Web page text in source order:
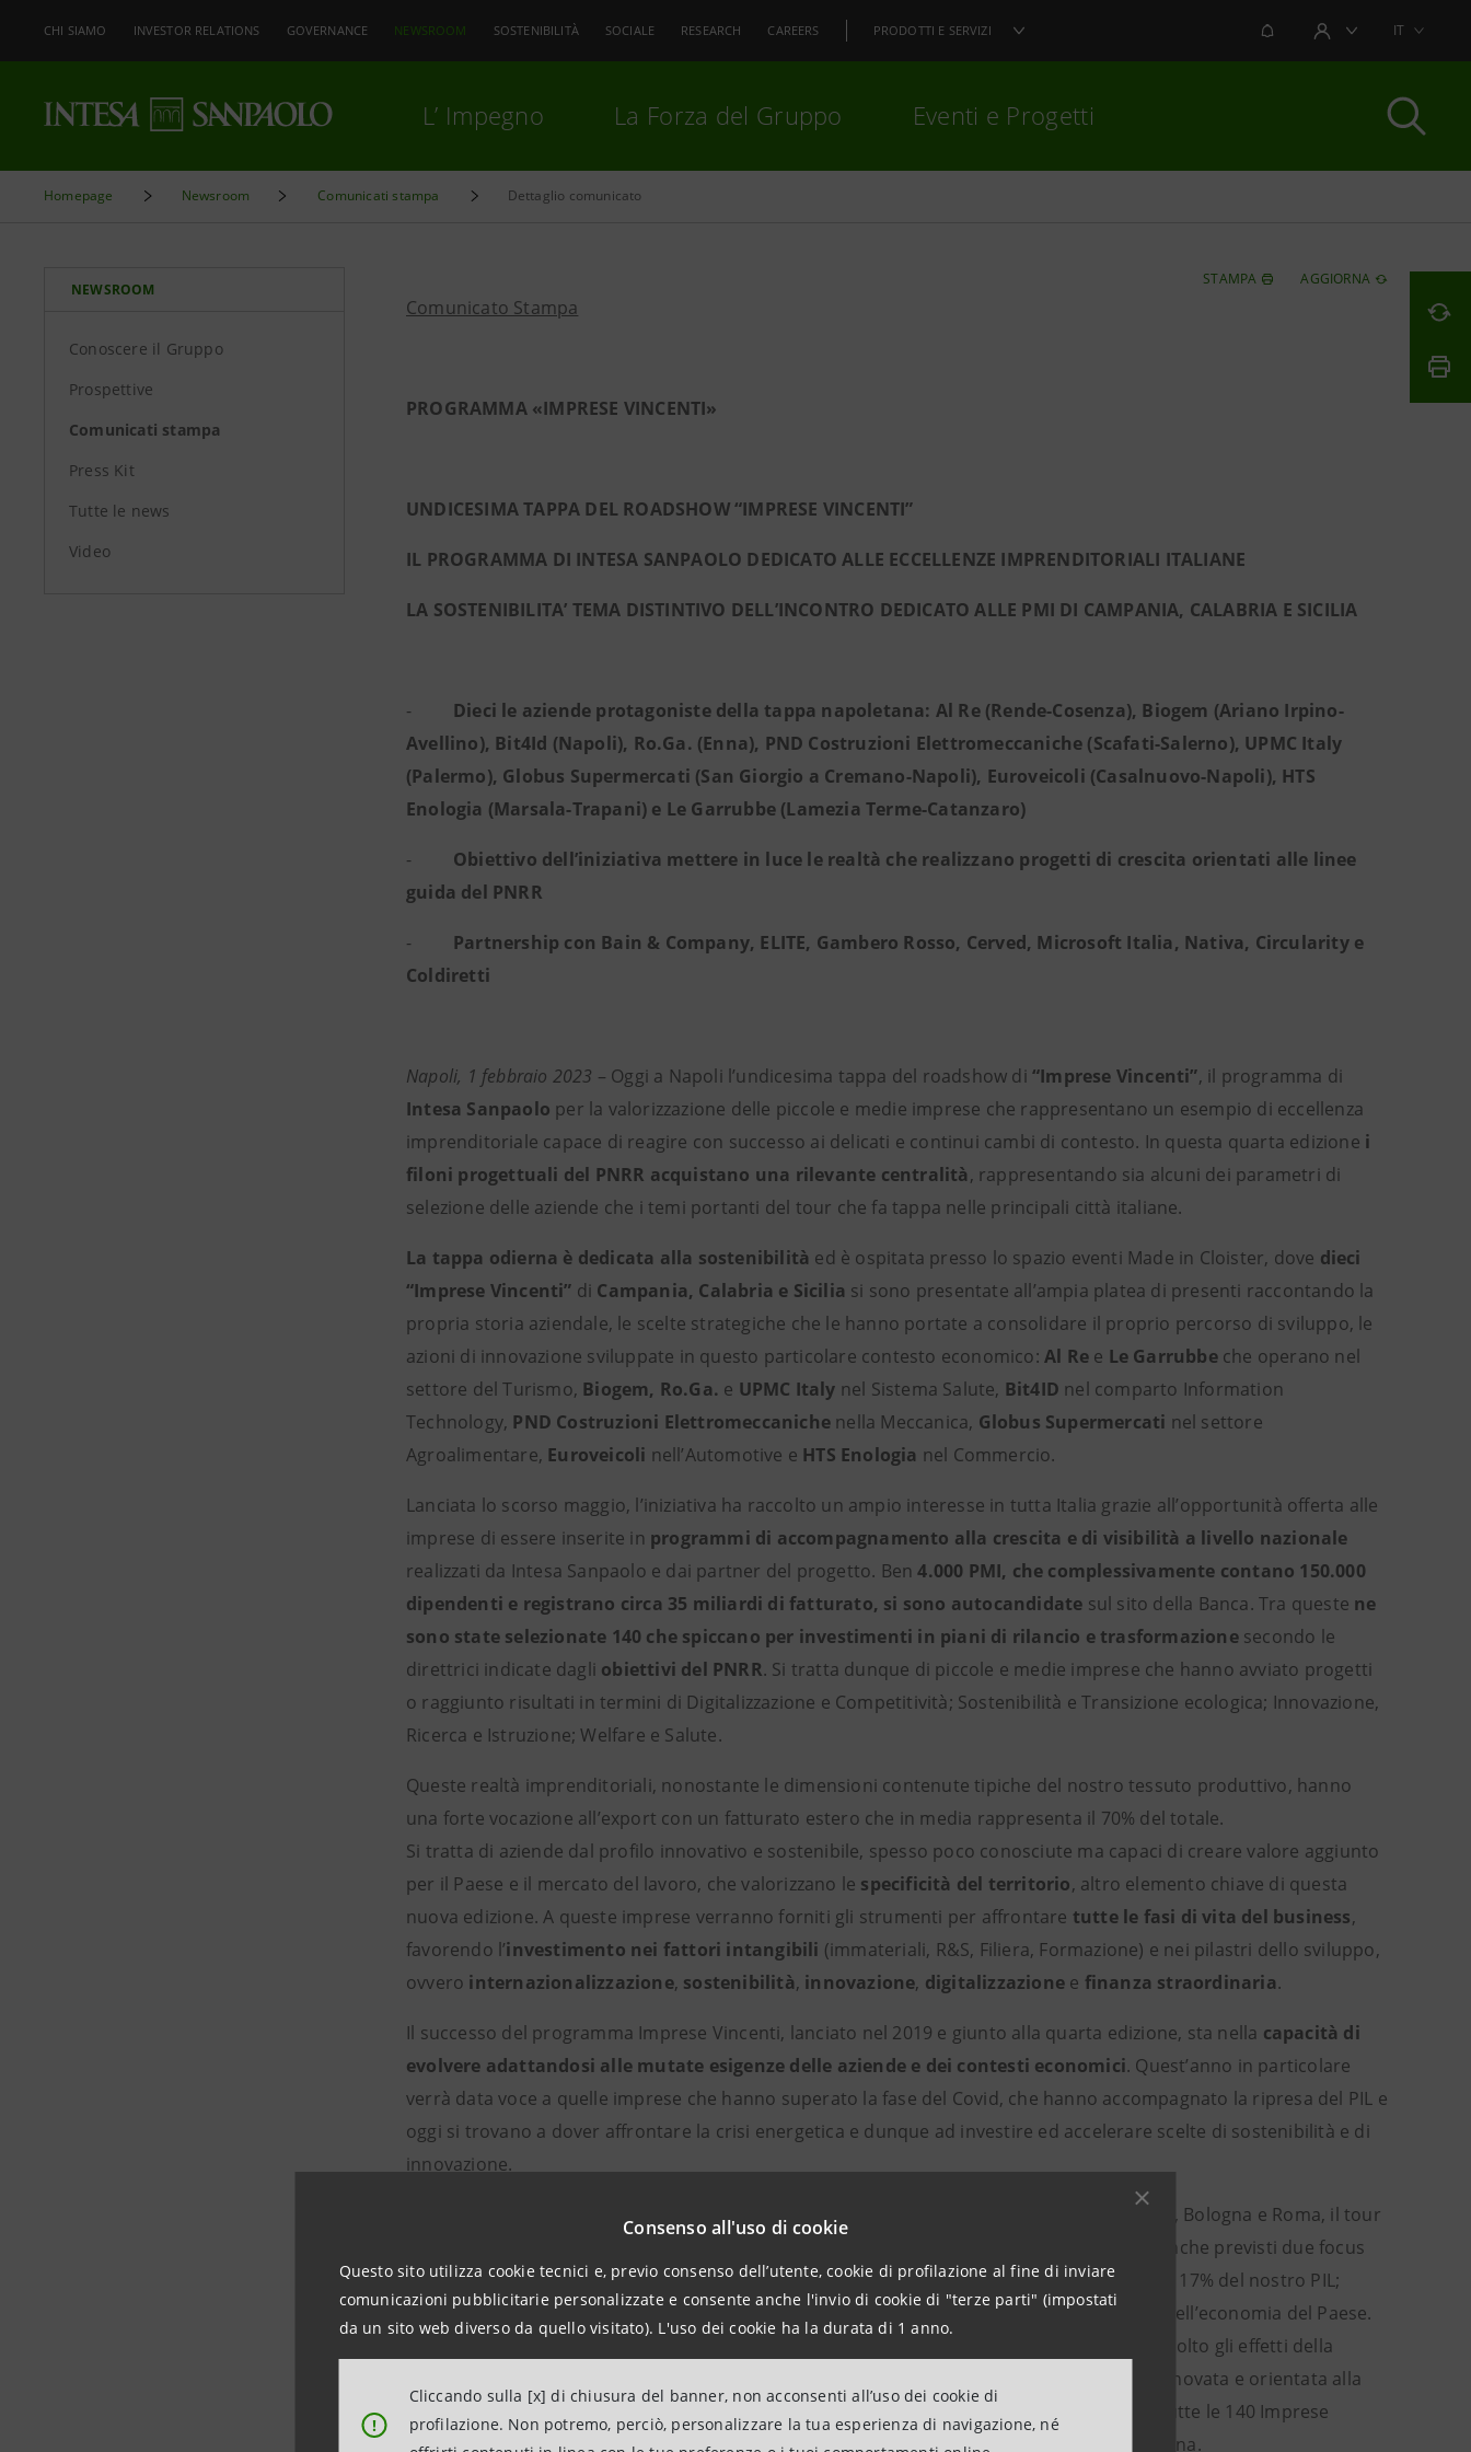
Consenso all'uso di cookie
Questo sito utilizza cookie tecnici e, previo consenso dell’utente, cookie di profilazione al fine di inviare
comunicazioni pubblicitarie personalizzate e consente anche l'invio di cookie di "terze parti" (impostati
da un sito web diverso da quello visitato). L'uso dei cookie ha la durata di 1 anno.
!
Cliccando sulla [x] di chiusura del banner, non acconsenti all’uso dei cookie di
profilazione. Non potremo, perciò, personalizzare la tua esperienza di navigazione, né
CHI SIAMO INVESTOR RELATIONS GOVERNANCE NEWSROOM SOSTENIBILITÀ SOCIALE RESEARCH CAREERS PRODOTTI E SERVIZI NOTIFICHEAREA UTENTEIT
L’ Impegno La Forza del Gruppo Eventi e Progetti
Homepage Newsroom Comunicati stampa Dettaglio comunicato
NEWSROOM
Conoscere il Gruppo
Prospettive
Comunicati stampa
Press Kit
Tutte le news
Video
STAMPA AGGIORNA
Comunicato Stampa
PROGRAMMA «IMPRESE VINCENTI»
UNDICESIMA TAPPA DEL ROADSHOW “IMPRESE VINCENTI”
IL PROGRAMMA DI INTESA SANPAOLO DEDICATO ALLE ECCELLENZE IMPRENDITORIALI ITALIANE
LA SOSTENIBILITA’ TEMA DISTINTIVO DELL’INCONTRO DEDICATO ALLE PMI DI CAMPANIA, CALABRIA E SICILIA
- Dieci le aziende protagoniste della tappa napoletana: Al Re (Rende-Cosenza), Biogem (Ariano Irpino-
Avellino), Bit4Id (Napoli), Ro.Ga. (Enna), PND Costruzioni Elettromeccaniche (Scafati-Salerno), UPMC Italy
(Palermo), Globus Supermercati (San Giorgio a Cremano-Napoli), Euroveicoli (Casalnuovo-Napoli), HTS
Enologia (Marsala-Trapani) e Le Garrubbe (Lamezia Terme-Catanzaro)
- Obiettivo dell’iniziativa mettere in luce le realtà che realizzano progetti di crescita orientati alle linee
guida del PNRR
- Partnership con Bain & Company, ELITE, Gambero Rosso, Cerved, Microsoft Italia, Nativa, Circularity e
Coldiretti
Napoli, 1 febbraio 2023 – Oggi a Napoli l’undicesima tappa del roadshow di“Imprese Vincenti”, il programma di
Intesa Sanpaolo per la valorizzazione delle piccole e medie imprese che rappresentano un esempio di eccellenza
imprenditoriale capace di reagire con successo ai delicati e continui cambi di contesto. In questa quarta edizione i
filoni progettuali del PNRR acquistano una rilevante centralità, rappresentando sia alcuni dei parametri di
selezione delle aziende che i temi portanti del tour che fa tappa nelle principali città italiane.
La tappa odierna è dedicata alla sostenibilità ed è ospitata presso lo spazio eventi Made in Cloister, dove dieci
“Imprese Vincenti” di Campania, Calabria e Sicilia si sono presentate all’ampia platea di presenti raccontando la
propria storia aziendale, le scelte strategiche che le hanno portate a consolidare il proprio percorso di sviluppo, le
azioni di innovazione sviluppate in questo particolare contesto economico:Al Re e Le Garrubbe che operano nel
settore del Turismo, Biogem, Ro.Ga. e UPMC Italy nel Sistema Salute, Bit4ID nel comparto Information
Technology, PND Costruzioni Elettromeccaniche nella Meccanica, Globus Supermercati nel settore
Agroalimentare, Euroveicoli nell’Automotive e HTS Enologia nel Commercio.
Lanciata lo scorso maggio, l’iniziativa ha raccolto un ampio interesse in tutta Italia grazie all’opportunità offerta alle
imprese di essere inserite in programmi di accompagnamento alla crescita e di visibilità a livello nazionale
realizzati da Intesa Sanpaolo e dai partner del progetto. Ben 4.000 PMI, che complessivamente contano 150.000
dipendenti e registrano circa 35 miliardi di fatturato, si sono autocandidate sul sito della Banca. Tra queste ne
sono state selezionate 140 che spiccano per investimenti in piani di rilancio e trasformazionesecondo le
direttrici indicate dagli obiettivi del PNRR. Si tratta dunque di piccole e medie imprese che hanno avviato progetti
o raggiunto risultati in termini di Digitalizzazione e Competitività; Sostenibilità e Transizione ecologica; Innovazione,
Ricerca e Istruzione; Welfare e Salute.
Queste realtà imprenditoriali, nonostante le dimensioni contenute tipiche del nostro tessuto produttivo, hanno
una forte vocazione all’export con un fatturato estero che in media rappresenta il 70% del totale.
Si tratta di aziende dal profilo innovativo e sostenibile, spesso poco conosciute ma capaci di creare valore aggiunto
per il Paese e il mercato del lavoro, che valorizzano le specificità del territorio, altro elemento chiave di questa
nuova edizione. A queste imprese verranno forniti gli strumenti per affrontare tutte le fasi di vita del business,
favorendo l’investimento nei fattori intangibili (immateriali, R&S, Filiera, Formazione) e nei pilastri dello sviluppo,
ovvero internazionalizzazione, sostenibilità, innovazione, digitalizzazione e finanza straordinaria.
Il successo del programma Imprese Vincenti, lanciato nel 2019 e giunto alla quarta edizione, sta nella capacità di
evolvere adattandosi alle mutate esigenze delle aziende e dei contesti economici. Quest’anno in particolare
verrà data voce a quelle imprese che hanno superato la fase del Covid, che hanno accompagnato la ripresa del PIL e
oggi si trovano a dover affrontare la crisi energetica e dunque ad investire ed accelerare scelte di sostenibilità e di
innovazione.
Dopo le tappe di Milano, Torino, Cuneo, Brescia, Bergamo, Padova, Venezia Mestre, Firenze, Bologna e Roma, il tour
Sono anche previsti due focus
tematici: uno dedicato all’agribusiness , un’industria fondamentale che rappresenta circa il 17% del nostro PIL;
l’altro alleimprese sociali e al terzo settore, che esprimono una componente essenziale dell’economia del Paese.
, un comparto che dopo aver sofferto molto gli effetti della
pandemia si sta rivelando determinante per la ripresa italiana grazie anche a un’offerta rinnovata e orientata alla
sostenibilità. Verrà infine organizzato un
di rilievo nazionale, rivolto a tutte le 140 Imprese
Vincenti, che proporrà il confronto a più voci sui fattori di successo dell’imprenditoria italiana.